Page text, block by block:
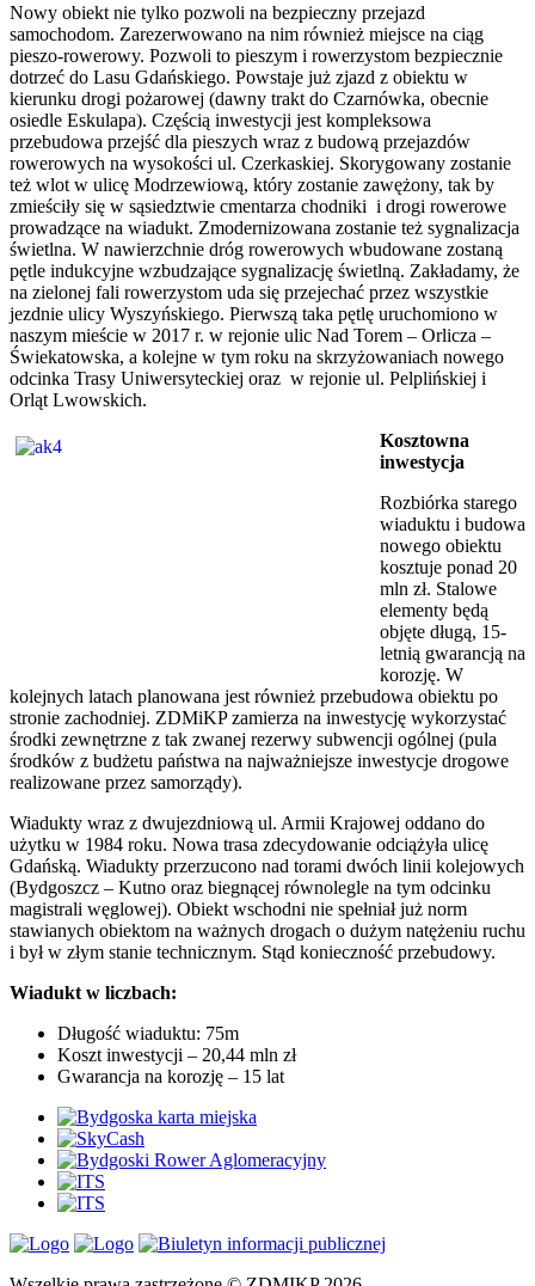
Nowy obiekt nie tylko pozwoli na bezpieczny przejazd
samochodom. Zarezerwowano na nim również miejsce na ciąg
pieszo-rowerowy. Pozwoli to pieszym i rowerzystom bezpiecznie
dotrzeć do Lasu Gdańskiego. Powstaje już zjazd z obiektu w
kierunku drogi pożarowej (dawny trakt do Czarnówka, obecnie
osiedle Eskulapa). Częścią inwestycji jest kompleksowa
przebudowa przejść dla pieszych wraz z budową przejazdów
rowerowych na wysokości ul. Czerkaskiej. Skorygowany zostanie
też wlot w ulicę Modrzewiową, który zostanie zawężony, tak by
zmieściły się w sąsiedztwie cmentarza chodniki i drogi rowerowe
prowadzące na wiadukt. Zmodernizowana zostanie też sygnalizacja
świetlna. W nawierzchnie dróg rowerowych wbudowane zostaną
pętle indukcyjne wzbudzające sygnalizację świetlną. Zakładamy, że
na zielonej fali rowerzystom uda się przejechać przez wszystkie
jezdnie ulicy Wyszyńskiego. Pierwszą taka pętlę uruchomiono w
naszym mieście w 2017 r. w rejonie ulic Nad Torem – Orlicza –
Świekatowska, a kolejne w tym roku na skrzyżowaniach nowego
odcinka Trasy Uniwersyteckiej oraz w rejonie ul. Pelplińskiej i
Orląt Lwowskich.
Kosztowna
inwestycja
Rozbiórka starego
wiaduktu i budowa
nowego obiektu
kosztuje ponad 20
mln zł. Stalowe
elementy będą
objęte długą, 15-
letnią gwarancją na
korozję. W
kolejnych latach planowana jest również przebudowa obiektu po
stronie zachodniej. ZDMiKP zamierza na inwestycję wykorzystać
środki zewnętrzne z tak zwanej rezerwy subwencji ogólnej (pula
środków z budżetu państwa na najważniejsze inwestycje drogowe
realizowane przez samorządy).
Wiadukty wraz z dwujezdniową ul. Armii Krajowej oddano do
użytku w 1984 roku. Nowa trasa zdecydowanie odciążyła ulicę
Gdańską. Wiadukty przerzucono nad torami dwóch linii kolejowych
(Bydgoszcz – Kutno oraz biegnącej równolegle na tym odcinku
magistrali węglowej). Obiekt wschodni nie spełniał już norm
stawianych obiektom na ważnych drogach o dużym natężeniu ruchu
i był w złym stanie technicznym. Stąd konieczność przebudowy.
Wiadukt w liczbach:
Długość wiaduktu: 75m
Koszt inwestycji – 20,44 mln zł
Gwarancja na korozję – 15 lat